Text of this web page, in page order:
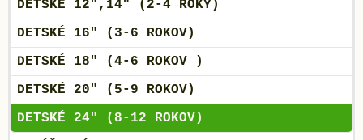
DETSKÉ 12",14" (2-4 ROKY)
DETSKÉ 16" (3-6 ROKOV)
DETSKÉ 18" (4-6 ROKOV )
DETSKÉ 20" (5-9 ROKOV)
DETSKÉ 24" (8-12 ROKOV)